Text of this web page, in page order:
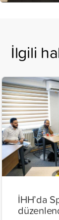
İlgili
İHH’da